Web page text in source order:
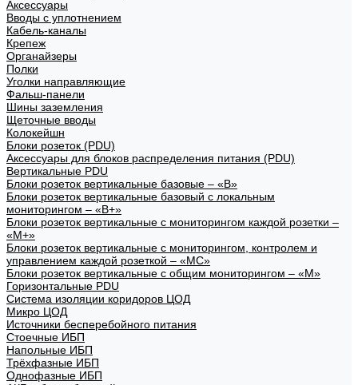
Аксессуары
Вводы с уплотнением
Кабель-каналы
Крепеж
Органайзеры
Полки
Уголки направляющие
Фальш-панели
Шины заземления
Щеточные вводы
Колокейшн
Блоки розеток (PDU)
Аксессуары для блоков распределения питания (PDU)
Вертикальные PDU
Блоки розеток вертикальные базовые – «В»
Блоки розеток вертикальные базовый с локальным
мониторингом – «В+»
Блоки розеток вертикальные с мониторингом каждой розетки –
«М+»
Блоки розеток вертикальные с мониторингом, контролем и
управлением каждой розеткой – «МС»
Блоки розеток вертикальные с общим мониторингом – «М»
Горизонтальные PDU
Система изоляции коридоров ЦОД
Микро ЦОД
Источники бесперебойного питания
Стоечные ИБП
Напольные ИБП
Трёхфазные ИБП
Однофазные ИБП